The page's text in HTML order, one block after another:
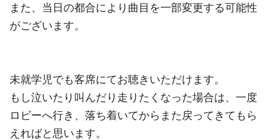
また、当日の都合により曲目を一部変更する可能性
がございます。
未就学児でも客席にてお聴きいただけます。
もし泣いたり叫んだり走りたくなった場合は、一度
ロビーへ行き、落ち着いてからまた戻ってきてもら
えればと思います。